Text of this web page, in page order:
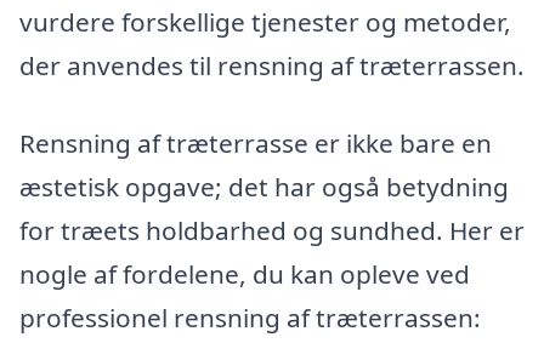
vurdere forskellige tjenester og metoder,
der anvendes til rensning af træterrassen.
Rensning af træterrasse er ikke bare en
æstetisk opgave; det har også betydning
for træets holdbarhed og sundhed. Her er
nogle af fordelene, du kan opleve ved
professionel rensning af træterrassen: